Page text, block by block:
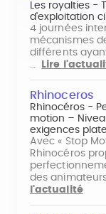
Les royalties -
d'exploitation
4 journées
mécanismes
différents
…
Lire
Rhinoceros
Rhinocéros -
motion –
exigences
Avec « Stop
Rhinocéros
des
l'actualité